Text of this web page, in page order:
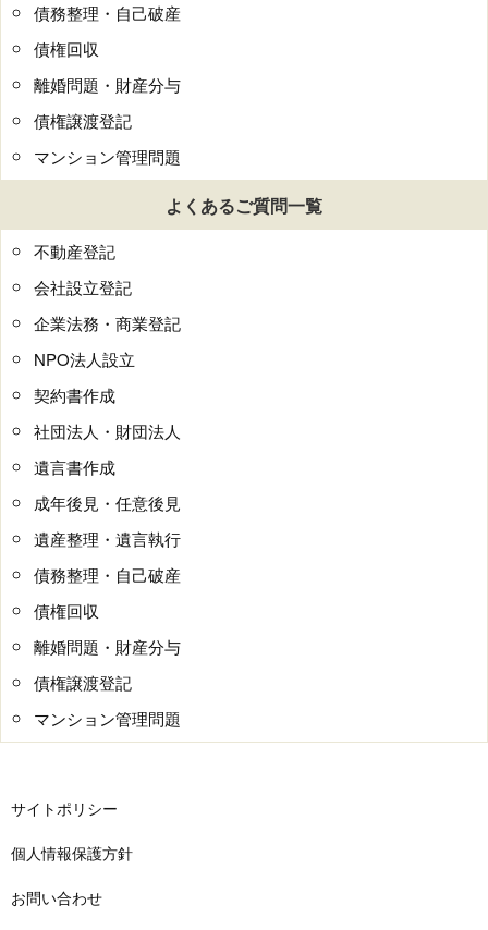
債務整理・自己破産
債権回収
離婚問題・財産分与
債権譲渡登記
マンション管理問題
よくあるご質問一覧
不動産登記
会社設立登記
企業法務・商業登記
NPO法人設立
契約書作成
社団法人・財団法人
遺言書作成
成年後見・任意後見
遺産整理・遺言執行
債務整理・自己破産
債権回収
離婚問題・財産分与
債権譲渡登記
マンション管理問題
サイトポリシー
個人情報保護方針
お問い合わせ